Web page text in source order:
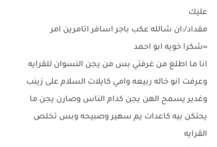
عليك
مقداد/:ان شالله عكب باجر اسافر اتامرين امر
=شكرا خويه ابو احمد
انا ما اطلع من غرفتي بس من يجن النسوان للقرايه
وعرفت انو خاله ربيعه وامي كايلات السلام على زينب
وغدير يسمح الهن يجن كدام الناس وصارن يجن ما
يحتكن بيه كاعدات يم سهير وصبيحه وبس تخلص
القرايه